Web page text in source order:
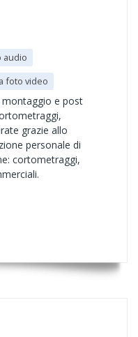
audio
foto video
montaggio e post
grazie allo
personale di
cortometraggi,